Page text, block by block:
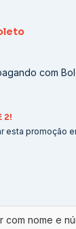
com
2!
esta promoção